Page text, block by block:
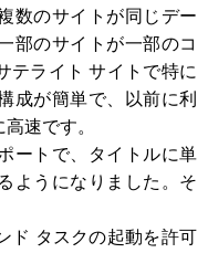
数のサイトが同じデー
部のサイトが一部のコ
テライト サイトで特に
成が簡単で、以前に利
速です。
ートで、タイトルに単
ようになりました。そ
ド タスクの起動を許可